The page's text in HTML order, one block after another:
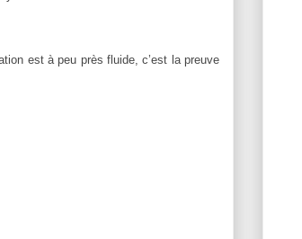
est à peu près fluide, c’est la preuve